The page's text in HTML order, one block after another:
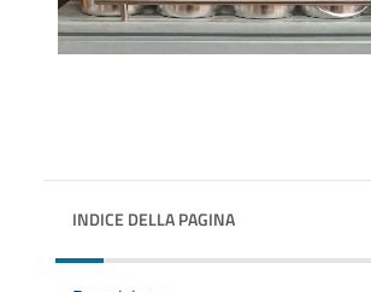
INDICE DELLA PAGINA